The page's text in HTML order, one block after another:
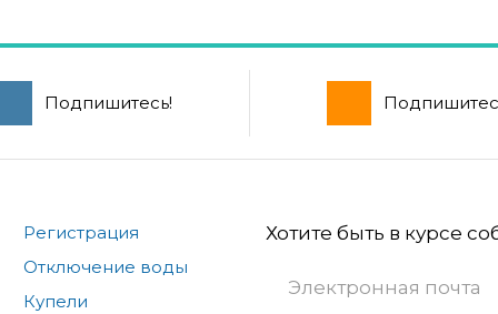
Подпишитесь!
Регистрация
Отключение воды
Купели
Хотите быть в курсе